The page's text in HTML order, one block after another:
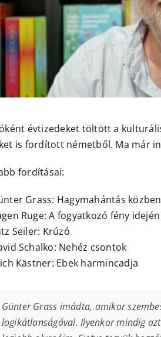
évtizedeket töltött a
is fordított németből. Ma már
fordításai:
Grass: Hagymahántás közben
Ruge: A fogyatkozó fény idején
Seiler: Krúzó
Schalko: Nehéz csontok
Kästner: Ebek harmincadja
Günter Grass imádta, amikor
logikátlanságával. Ilyenkor mindig